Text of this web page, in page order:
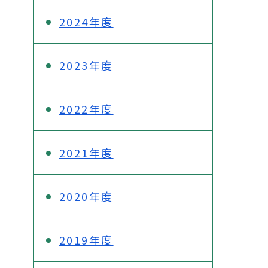
2024年度
2023年度
2022年度
2021年度
2020年度
2019年度